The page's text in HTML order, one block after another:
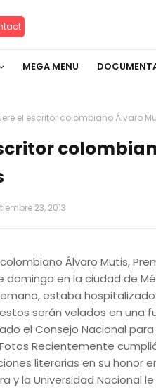
MEGA MENU
el escritor colombiano Álvaro
23, 2013
Álvaro Mutis,
en la ciudad de
estaba
serán velados en una
el Consejo Nacional
Recientemente
literarias en su honor
y la Universidad Nacional